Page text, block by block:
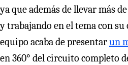
ya que además de llevar más
y trabajando en el tema con
equipo acaba de presentarun
en 360° del circuito completo